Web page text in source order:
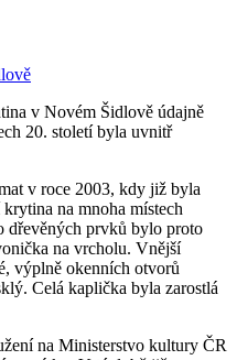
v Novém Šidlově údajně
20. století byla uvnitř
v roce 2003, kdy již byla
na mnoha místech
dřevěných prvků bylo proto
na vrcholu. Vnější
výplně okenních otvorů
Celá kaplička byla zarostlá
na Ministerstvo kultury ČR